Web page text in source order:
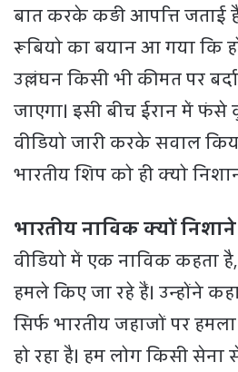
बात करके कड़ी आपत्ति जताई
रूबियो का बयान आ गया कि
उल्लंघन किसी भी कीमत पर
जाएगा। इसी बीच ईरान में
वीडियो जारी करके सवाल
भारतीय शिप को ही क्यो
भारतीय नाविक क्यों निशाने
वीडियो में एक नाविक कहता
हमले किए जा रहे हैं। उन्होंने
सिर्फ भारतीय जहाजों पर
हो रहा है। हम लोग किसी सेना